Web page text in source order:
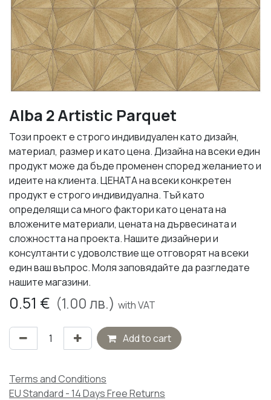
Alba 2 Artistic Parquet
Този проект е строго индивидуален като дизайн,
материал, размер и като цена. Дизайна на всеки един
продукт може да бъде променен според желанието и
идеите на клиента. ЦЕНАТА на всеки конкретен
продукт е строго индивидуална. Тъй като
определящи са много фактори като цената на
вложените материали, цената на дървесината и
сложността на проекта. Нашите дизайнери и
консултанти с удоволствие ще отговорят на всеки
един ваш въпрос. Моля заповядайте да разгледате
нашите магазини.
0.51 € (1.00лв.) with VAT
Add to cart
Terms and Conditions
EU Standard - 14 Days Free Returns